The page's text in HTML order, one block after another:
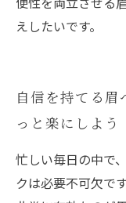
えしたいです。
自信を持てる眉
っと楽にしよう
忙しい毎日の中で
クは必要不可欠で